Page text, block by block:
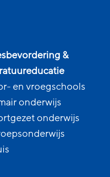
&
en vroegschools
onderwijs
onderwijs